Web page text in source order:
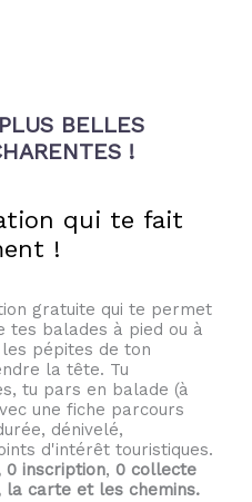
BELLES
!
qui te fait
!
gratuite qui te permet
tes balades à pied ou à
pépites de ton
la tête. Tu
tu pars en balade (à
une fiche parcours
dénivelé,
d'intérêt touristiques.
0 inscription, 0 collecte
la carte et les chemins.